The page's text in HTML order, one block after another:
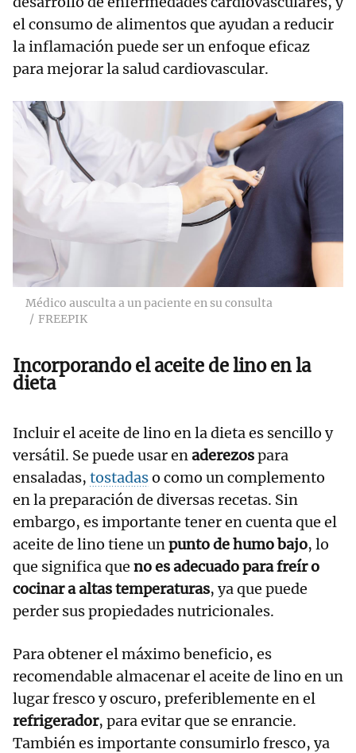
el consumo de alimentos que ayudan a reducir
la inflamación puede ser un enfoque eficaz
para mejorar la salud cardiovascular.
Médico ausculta a un paciente en su consulta
FREEPIK
Incorporando el aceite de lino en la
dieta
Incluir el aceite de lino en la dieta es sencillo y
versátil. Se puede usar enaderezospara
ensaladas, tostadaso como un complemento
en la preparación de diversas recetas. Sin
embargo, es importante tener en cuenta que el
aceite de lino tiene unpunto de humo bajo, lo
que significa que no es adecuado para freír o
cocinar a altas temperaturas, ya que puede
perder sus propiedades nutricionales.
Para obtener el máximo beneficio, es
recomendable almacenar el aceite de lino en un
lugar fresco y oscuro, preferiblemente en el
refrigerador, para evitar que se enrancie.
También es importante consumirlo fresco, ya